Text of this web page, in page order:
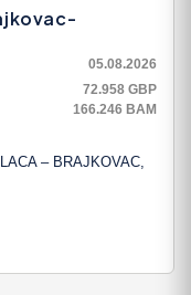
05.08.2026
72.958 GBP
166.246 BAM
– BRAJKOVAC,